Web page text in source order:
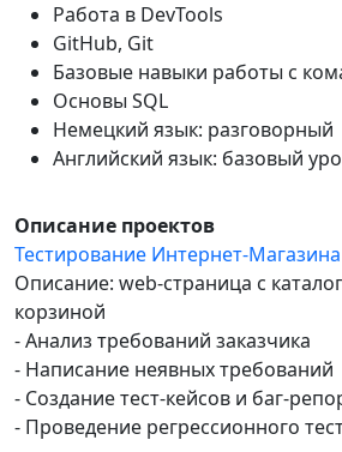
Работа в DevTools
GitHub, Git
Базовые навыки работы с
Основы SQL
Немецкий язык: разговорный
Английский язык: базовый
Описание проектов
Тестирование Интернет-Магазина
Описание: web-страница с
корзиной
- Анализ требований заказчика
- Написание неявных требований
- Создание тест-кейсов и баг-
- Проведение регрессионного